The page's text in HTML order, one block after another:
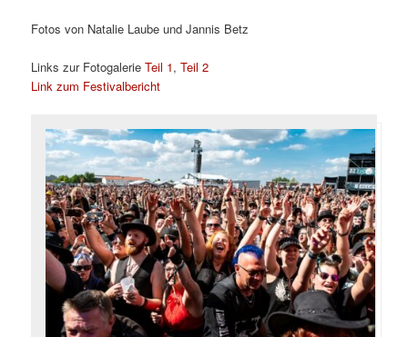
Fotos von Natalie Laube und Jannis Betz
Links zur FotogalerieTeil 1,Teil 2
Link zum Festivalbericht